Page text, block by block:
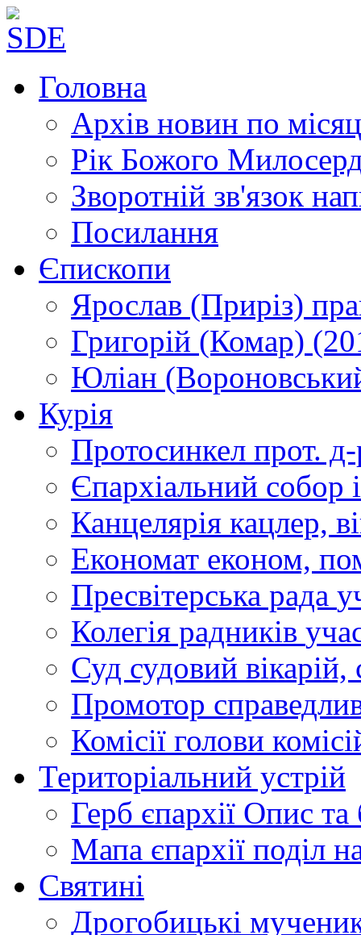
Головна
Архів новин по
Рік Божого
Зворотній зв'язок
Посилання
Єпископи
Ярослав (Приріз)
Григорій (Комар)
Юліан
Курія
Протосинкел прот.
Єпархіальний собор
Канцелярія кацлер,
Економат економ,
Пресвітерська рада
Колегія радників
Суд судовий вікарій,
Промотор
Комісії голови
Територіальний устрій
Герб єпархії Опис та
Мапа єпархії поділ
Святині
Дрогобицькі